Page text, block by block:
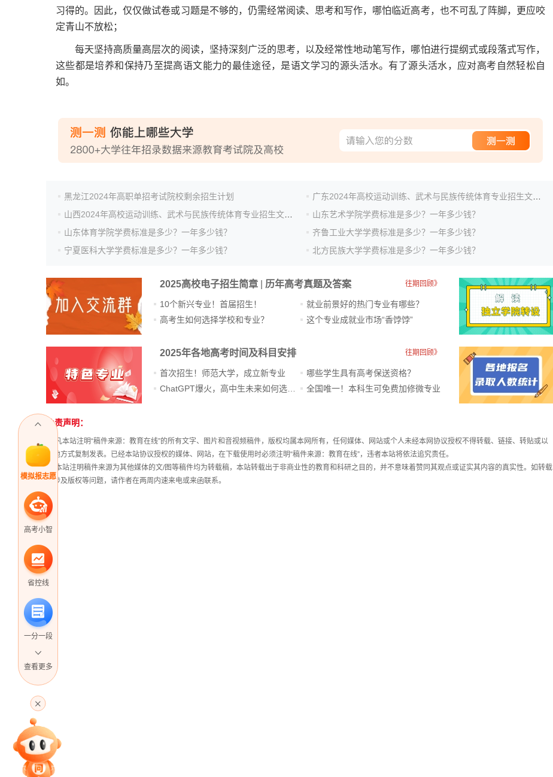
模拟报志愿
高考小智
省控线
一分一段
专家指导课
查看更多
习得的。因此，仅仅做试卷或习题是不够的，仍需经常阅读、思考和写作，哪怕临近高考，也不可乱了阵脚，更应咬
定青山不放松；
每天坚持高质量高层次的阅读，坚持深刻广泛的思考，以及经常性地动笔写作，哪怕进行提纲式或段落式写作，
这些都是培养和保持乃至提高语文能力的最佳途径，是语文学习的源头活水。有了源头活水，应对高考自然轻松自
如。
黑龙江2024年高职单招考试院校剩余招生计划
山东艺术学院学费标准是多少？一年多少钱？
山东体育学院学费标准是多少？一年多少钱？
齐鲁工业大学学费标准是多少？一年多少钱？
宁夏医科大学学费标准是多少？一年多少钱？
北方民族大学学费标准是多少？一年多少钱？
2025高校电子招生简章 历年高考真题及答案 往期回顾》
10个新兴专业！首届招生！
高考生如何选择学校和专业？
就业前景好的热门专业有哪些？
这个专业成就业市场“香饽饽”​
2025年各地高考时间及科目安排 往期回顾》
首次招生！师范大学，成立新专业
哪些学生具有高考保送资格？
全国唯一！本科生可免费加修微专业
免责声明：
① 凡本站注明“稿件来源：教育在线”的所有文字、图片和音视频稿件，版权均属本网所有，任何媒体、网站或个人未经本网协议授权不得转载、链接、转贴或以
其他方式复制发表。已经本站协议授权的媒体、网站，在下载使用时必须注明“稿件来源：教育在线”，违者本站将依法追究责任。
② 本站注明稿件来源为其他媒体的文/图等稿件均为转载稿，本站转载出于非商业性的教育和科研之目的，并不意味着赞同其观点或证实其内容的真实性。如转载
稿涉及版权等问题，请作者在两周内速来电或来函联系。